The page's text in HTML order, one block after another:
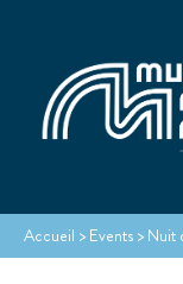
Accueil > Events > Nuit